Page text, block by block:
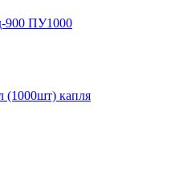
900 ПУ1000
(1000шт) капля